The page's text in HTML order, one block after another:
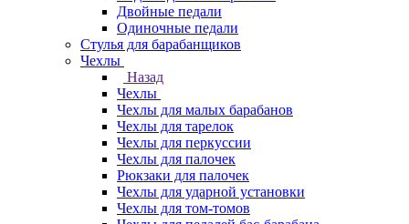
Двойные педали
Одиночные педали
Стулья для барабанщиков
Чехлы
Назад
Чехлы
Чехлы для малых барабанов
Чехлы для тарелок
Чехлы для перкуссии
Чехлы для палочек
Рюкзаки для палочек
Чехлы для ударной установки
Чехлы для том-томов